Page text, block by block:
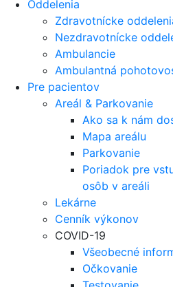
Oddelenia
Zdravotnícke
Nezdravotnícke
Ambulancie
Ambulantná
Pre pacientov
Areál & Parkovanie
Ako sa k nám
Mapa areálu
Parkovanie
Poriadok pre
osôb v areáli
Lekárne
Cenník výkonov
COVID-19
Všeobecné
Očkovanie